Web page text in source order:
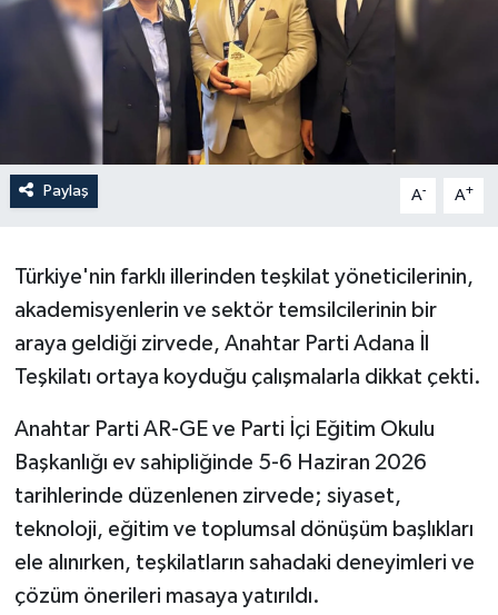
Paylaş A- A+
Türkiye'nin farklı illerinden teşkilat yöneticilerinin,
akademisyenlerin ve sektör temsilcilerinin bir
araya geldiği zirvede, Anahtar Parti Adana İl
Teşkilatı ortaya koyduğu çalışmalarla dikkat çekti.
Anahtar Parti AR-GE ve Parti İçi Eğitim Okulu
Başkanlığı ev sahipliğinde 5-6 Haziran 2026
tarihlerinde düzenlenen zirvede; siyaset,
teknoloji, eğitim ve toplumsal dönüşüm başlıkları
ele alınırken, teşkilatların sahadaki deneyimleri ve
çözüm önerileri masaya yatırıldı.